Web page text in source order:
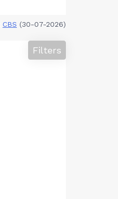
CBS (30-07-2026)
Filters